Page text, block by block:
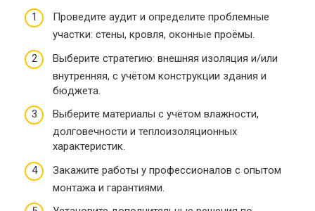
Проведите аудит и определите проблемные
участки: стены, кровля, оконные проёмы.
Выберите стратегию: внешняя изоляция и/или
внутренняя, с учётом конструкции здания и
бюджета.
Выберите материалы с учётом влажности,
долговечности и теплоизоляционных
характеристик.
Закажите работы у профессионалов с опытом
монтажа и гарантиями.